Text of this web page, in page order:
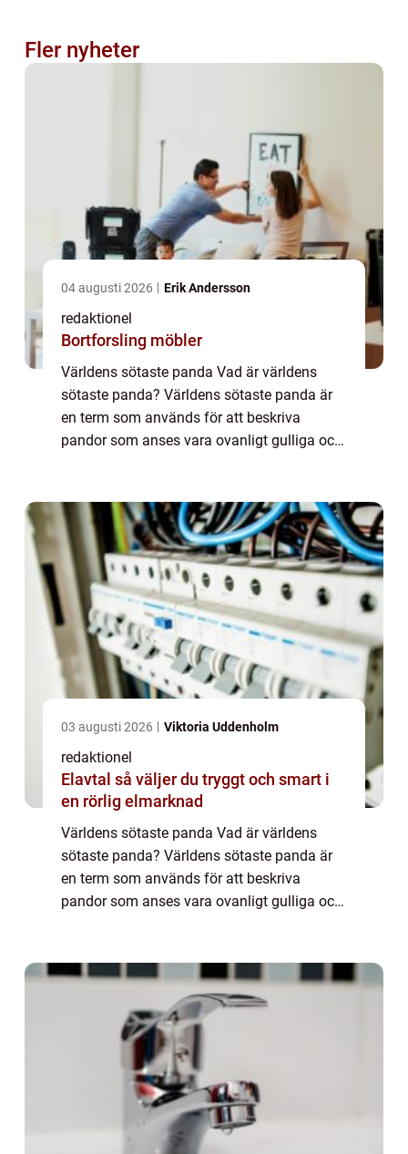
Fler nyheter
04 augusti 2026 Erik Andersson
redaktionel
Bortforsling möbler
Världens sötaste panda Vad är världens
sötaste panda? Världens sötaste panda är
en term som används för att beskriva
pandor som anses vara ovanligt gulliga och
mängder ...
03 augusti 2026 Viktoria Uddenholm
redaktionel
Elavtal så väljer du tryggt och smart i
en rörlig elmarknad
Världens sötaste panda Vad är världens
sötaste panda? Världens sötaste panda är
en term som används för att beskriva
pandor som anses vara ovanligt gulliga och